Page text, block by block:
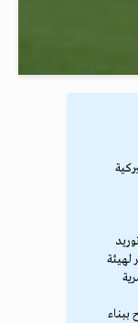
لهيئة
ببناء